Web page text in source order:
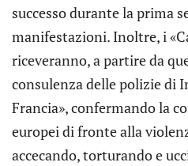
successo durante la prima
manifestazioni. Inoltre, i
riceveranno, a partire da
consulenza delle polizie di
Francia», confermando la
europei di fronte alla
accecando, torturando e